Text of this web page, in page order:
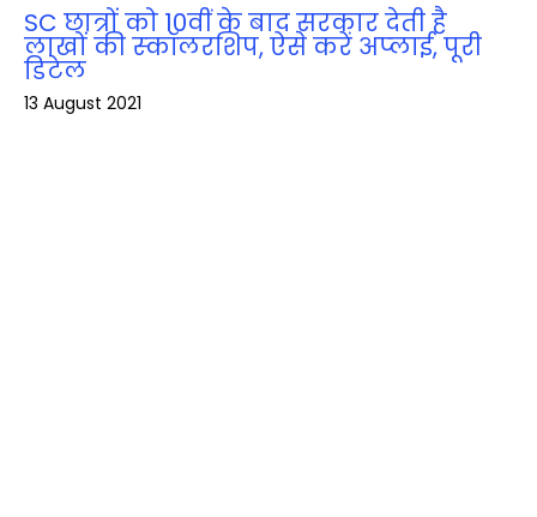
SC छात्रों को 10वीं के बाद सरकार देती है
लाखों की स्‍कॉलरशिप, ऐसे करें अप्‍लाई, पूरी
डिटेल
13 August 2021